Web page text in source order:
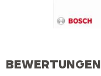
BEWERTUNGEN